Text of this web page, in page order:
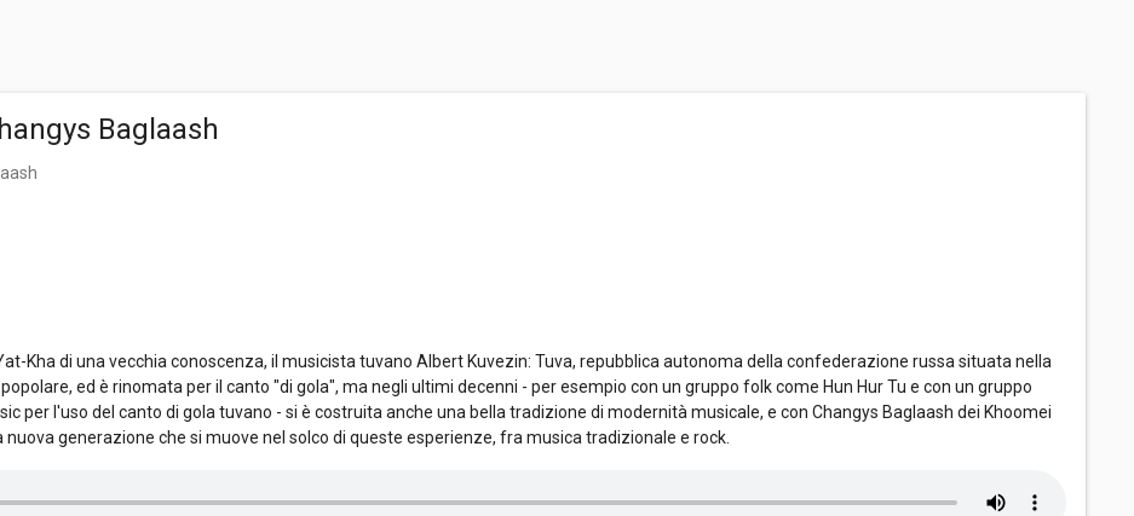
Baglaash
Kha di una vecchia conoscenza, il musicista tuvano Albert Kuvezin: Tuva, repubblica autonoma della confederazione russa situata nella
ed è rinomata per il canto "di gola", ma negli ultimi decenni - per esempio con un gruppo folk come Hun Hur Tu e con un gruppo
per l'uso del canto di gola tuvano - si è costruita anche una bella tradizione di modernità musicale, e con Changys Baglaash dei Khoomei
generazione che si muove nel solco di queste esperienze, fra musica tradizionale e rock.